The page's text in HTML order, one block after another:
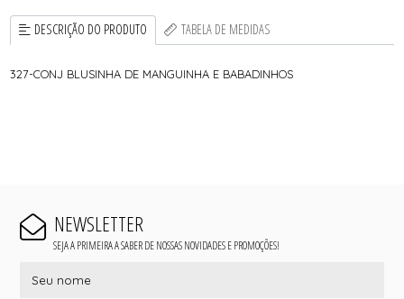
DESCRIÇÃO DO PRODUTO TABELA DE MEDIDAS
327-CONJ BLUSINHA DE MANGUINHA E BABADINHOS
NEWSLETTER
SEJA A PRIMEIRA A SABER DE NOSSAS NOVIDADES E PROMOÇÕES!